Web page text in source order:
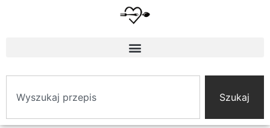
Szukaj